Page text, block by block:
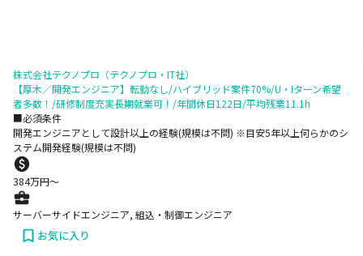
株式会社テクノプロ（テクノプロ・IT社）
【厚木／開発エンジニア】転勤なし/ハイブリッド案件70%/U・Iターン希望
者多数！/研修制度充実長期就業可！/年間休日122日/平均残業11.1h
■必須条件
開発エンジニアとして設計以上の経験(規模は不問) ※目安5年以上何らかのシ
ステム開発経験(規模は不問)
384万円〜
サーバーサイドエンジニア, 組込・制御エンジニア
お気に入り